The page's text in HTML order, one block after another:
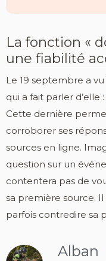
La fonction «
une fiabilité
Le 19 septembre a
qui a fait parler d’elle
Cette dernière
corroborer ses
sources en ligne.
question sur un
contentera pas de
sa première source.
parfois contredire sa
Alban